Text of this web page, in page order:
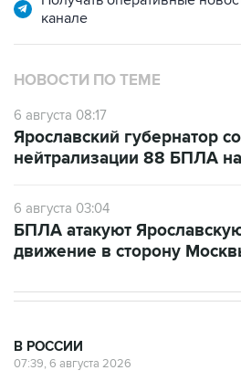
канале
НОВОСТИ ПО ТЕМЕ
6 августа 08:17
Ярославский губернатор
нейтрализации 88 БПЛА
6 августа 03:04
БПЛА атакуют
движение в сторону
В РОССИИ
07:39, 6 августа 2026